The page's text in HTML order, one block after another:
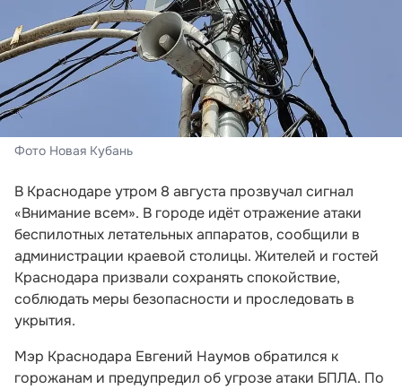
Фото Новая Кубань
В Краснодаре утром 8 августа прозвучал сигнал
«Внимание всем». В городе идёт отражение атаки
беспилотных летательных аппаратов, сообщили в
администрации краевой столицы. Жителей и гостей
Краснодара призвали сохранять спокойствие,
соблюдать меры безопасности и проследовать в
укрытия.
Мэр Краснодара Евгений Наумов обратился к
горожанам и предупредил об угрозе атаки БПЛА. По